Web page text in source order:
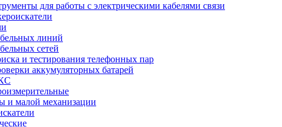
для работы с электрическими кабелями связи
линий
сетей
и тестирования телефонных пар
аккумуляторных батарей
и малой механизации